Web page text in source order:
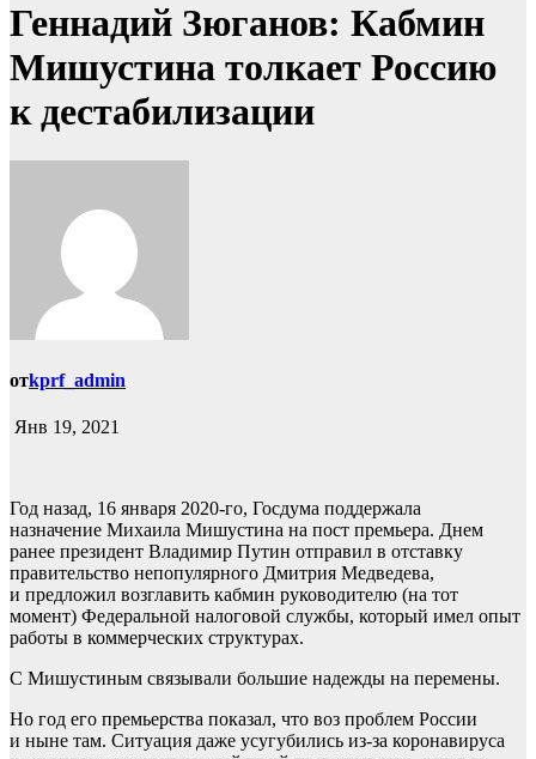
Геннадий Зюганов: Кабмин
Мишустина толкает Россию
к дестабилизации
отkprf_admin
Янв 19, 2021
Год назад, 16 января 2020-го, Госдума поддержала
назначение Михаила Мишустина на пост премьера. Днем
ранее президент Владимир Путин отправил в отставку
правительство непопулярного Дмитрия Медведева,
и предложил возглавить кабмин руководителю (на тот
момент) Федеральной налоговой службы, который имел опыт
работы в коммерческих структурах.
С Мишустиным связывали большие надежды на перемены.
Но год его премьерства показал, что воз проблем России
и ныне там. Ситуация даже усугубились из-за коронавируса